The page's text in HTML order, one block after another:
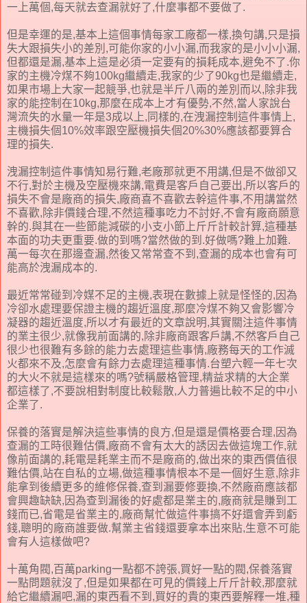
一上萬個,每天就去查漏就好了,什麼事都不要做了.
但是幸運的是,基本上這個事情每家工廠都一樣,換句講,只是損
失大跟損失小的差別,可能你家的小小漏,而我家的是小小小漏,
但都還是漏,基本上這是必須一定要有的損耗成本,避免不了.你
家的主機冷煤不夠100kg繼續走,我家的少了90kg也是繼續走,
如果市場上大家一起競爭,也就是半斤八兩的差別而以,除非我
家的能控制在10kg,那麼在成本上才有優勢,不然,當人家說台
灣流失的水量一年是3成以上,同樣的,在洩漏控制這件事情上,
主機損失個10%效率跟空壓機損失個20%30%應該都要算合
理的損失.
洩漏控制這件事情知易行難,老廠那就更不用講,但是不做卻又
不行,對於主機及空壓機來講,電費是客戶自己要出,所以客戶的
損失不會是廠商的損失,廠商喜不喜歡去幹這件事,不用講當然
不喜歡,除非價錢合理,不然這種事吃力不討好,不會有廠商願意
幹的.與其在一些節能減碳的小支小節上斤斤計較計算,這種基
本面的功夫更重要.做的到嗎?當然做的到.好做嗎?難上加難.
萬一每次在那邊查漏,然後又常常查不到,查漏的成本也會有可
能高於洩漏成本的.
最近常常碰到冷媒不足的主機,表現在數據上就是怪怪的,因為
冷卻水處理要保證主機的趨近溫度,那麼冷煤不夠又會影響冷
凝器的趨近溫度,所以才有最近的文章說明,其實關注這件事情
的業主很少,就像我前面講的,除非廠商跟客戶講,不然客戶自己
很少也很難有多餘的能力去處理這些事情,廠務每天的工作滅
火都來不及,怎麼會有餘力去處理這種事情.台塑六輕一年七次
的大火不就是這樣來的嗎?號稱嚴格管理,精益求精的大企業
都這樣了,不要說相對制度比較鬆散,人力普遍比較不足的中小
企業了.
保養的落實是解決這些事情的良方,但是還是價格要合理,因為
查漏的工時很難估價,廠商不會有太大的誘因去做這塊工作,就
像前面講的,耗電是耗業主而不是廠商的,做出來的東西價值很
難估價,站在自私的立場,做這種事情根本不是一個好生意,除非
能拿到後續更多的維修保養,查到漏要修要換,不然廠商應該都
會興趣缺缺,因為查到漏後的好處都是業主的,廠商就是賺到工
錢而已,省電是省業主的,廠商幫忙做這件事搞不好還會弄到虧
錢,聰明的廠商誰要做.幫業主省錢還要拿本出來貼,生意不可能
會有人這樣做吧?
十萬角閥,百萬parking一點都不誇張,買好一點的閥,保養落實
一點問題就沒了,但是如果都在可見的價錢上斤斤計較,那麼就
給它繼續漏吧,漏的東西看不到,買好的貴的東西要解釋一堆,種